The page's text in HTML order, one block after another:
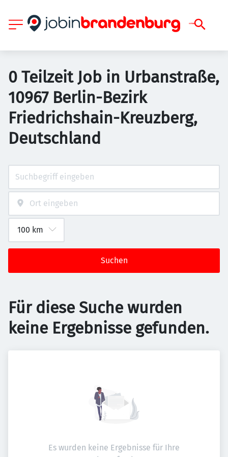
0 Teilzeit Job in Urbanstraße,
10967 Berlin-Bezirk
Friedrichshain-Kreuzberg,
Deutschland
Suchen
Für diese Suche wurden
keine Ergebnisse gefunden.
Es wurden keine Ergebnisse für Ihre